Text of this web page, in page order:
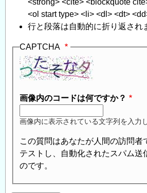
<ol start type> <li> <dl> <dt>
行と段落は自動的に折り返され
CAPTCHA
画像内のコードは何ですか？
画像内に表示されている文字列を入力
この質問はあなたが人間の訪問者
テストし、自動化されたスパム送
のです。